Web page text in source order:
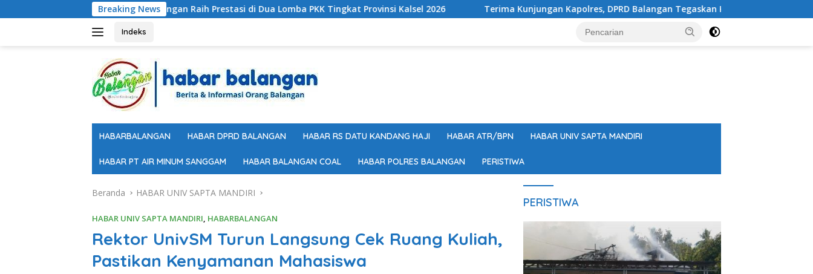
ke
Breaking News
Balangan Raih Prestasi di Dua Lomba PKK Tingkat Provinsi Kalsel 2026 Terima Kunjungan Kapolres, DPRD Balangan Tegaskan Komitmen Perkuat Sinergi
Indeks
HABARBALANGAN HABAR DPRD BALANGAN HABAR RS DATU KANDANG HAJI HABAR ATR/BPN HABAR UNIV SAPTA MANDIRI
HABAR PT AIR MINUM SANGGAM HABAR BALANGAN COAL HABAR POLRES BALANGAN PERISTIWA
Beranda HABAR UNIV SAPTA MANDIRI
HABAR UNIV SAPTA MANDIRI, HABARBALANGAN
Rektor UnivSM Turun Langsung Cek Ruang Kuliah,
Pastikan Kenyamanan Mahasiswa
PERISTIWA